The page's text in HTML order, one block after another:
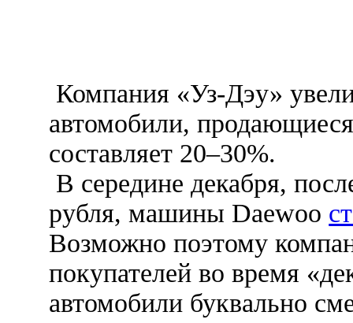
Компания «Уз-Дэу»
автомобили,
составляет 20–30%.
В середине декабря,
рубля, машины Daewoo
Возможно поэтому
покупателей во время
автомобили буквально